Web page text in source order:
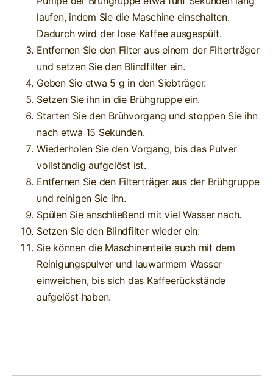
laufen, indem Sie die Maschine einschalten.
Dadurch wird der lose Kaffee ausgespült.
Entfernen Sie den Filter aus einem der Filterträger
und setzen Sie den Blindfilter ein.
Geben Sie etwa 5 g in den Siebträger.
Setzen Sie ihn in die Brühgruppe ein.
Starten Sie den Brühvorgang und stoppen Sie ihn
nach etwa 15 Sekunden.
Wiederholen Sie den Vorgang, bis das Pulver
vollständig aufgelöst ist.
Entfernen Sie den Filterträger aus der Brühgruppe
und reinigen Sie ihn.
Spülen Sie anschließend mit viel Wasser nach.
Setzen Sie den Blindfilter wieder ein.
Sie können die Maschinenteile auch mit dem
Reinigungspulver und lauwarmem Wasser
einweichen, bis sich das Kaffeerückstände
aufgelöst haben.